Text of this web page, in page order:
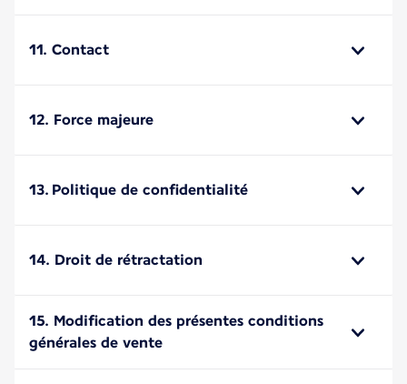
11. Contact
12. Force majeure
13. Politique de confidentialité
14. Droit de rétractation
15. Modification des présentes conditions
générales de vente